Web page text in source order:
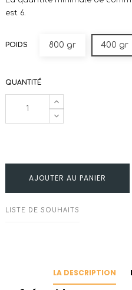
est 6.
POIDS 800 gr 400 gr
QUANTITÉ
AJOUTER AU PANIER
LISTE DE SOUHAITS
LA DESCRIPTION